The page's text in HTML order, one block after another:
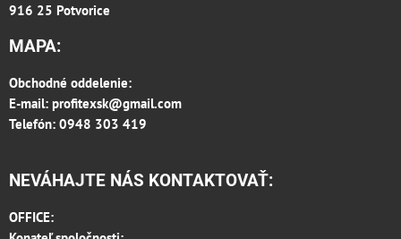
916 25 Potvorice
MAPA:
Obchodné oddelenie:
E-mail: profitexsk@gmail.com
Telefón: 0948 303 419
NEVÁHAJTE NÁS KONTAKTOVAŤ:
OFFICE: